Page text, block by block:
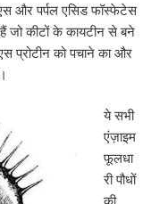
और पर्पल एसिड फॉस्फेटेस
हैं जो कीटों के कायटीन से बने
प्रोटीन को पचाने का और
ये सभी
एंज़ाइम
फूलधा
री पौधों